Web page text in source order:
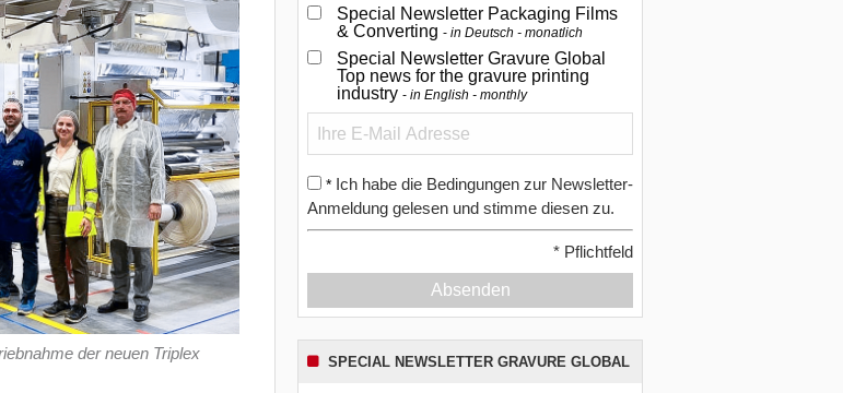
der neuen Triplex
Special Newsletter Packaging Films
& Converting in Deutsch - monatlich
Special Newsletter Gravure Global
Top news for the gravure printing
industry in English - monthly
* Ich habe die Bedingungen zur Newsletter-
Anmeldung gelesen und stimme diesen zu.
* Pflichtfeld
Absenden
SPECIAL NEWSLETTER GRAVURE GLOBAL